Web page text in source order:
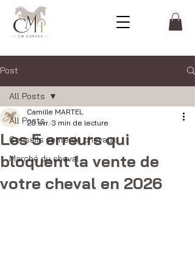
Post
All Posts
Conseils vente de chevaux
Marché du cheval
All Posts
Les 5 erreurs qui
bloquent la vente de
votre cheval en 2026
Camille MARTEL
20 avr. 3 min de lecture